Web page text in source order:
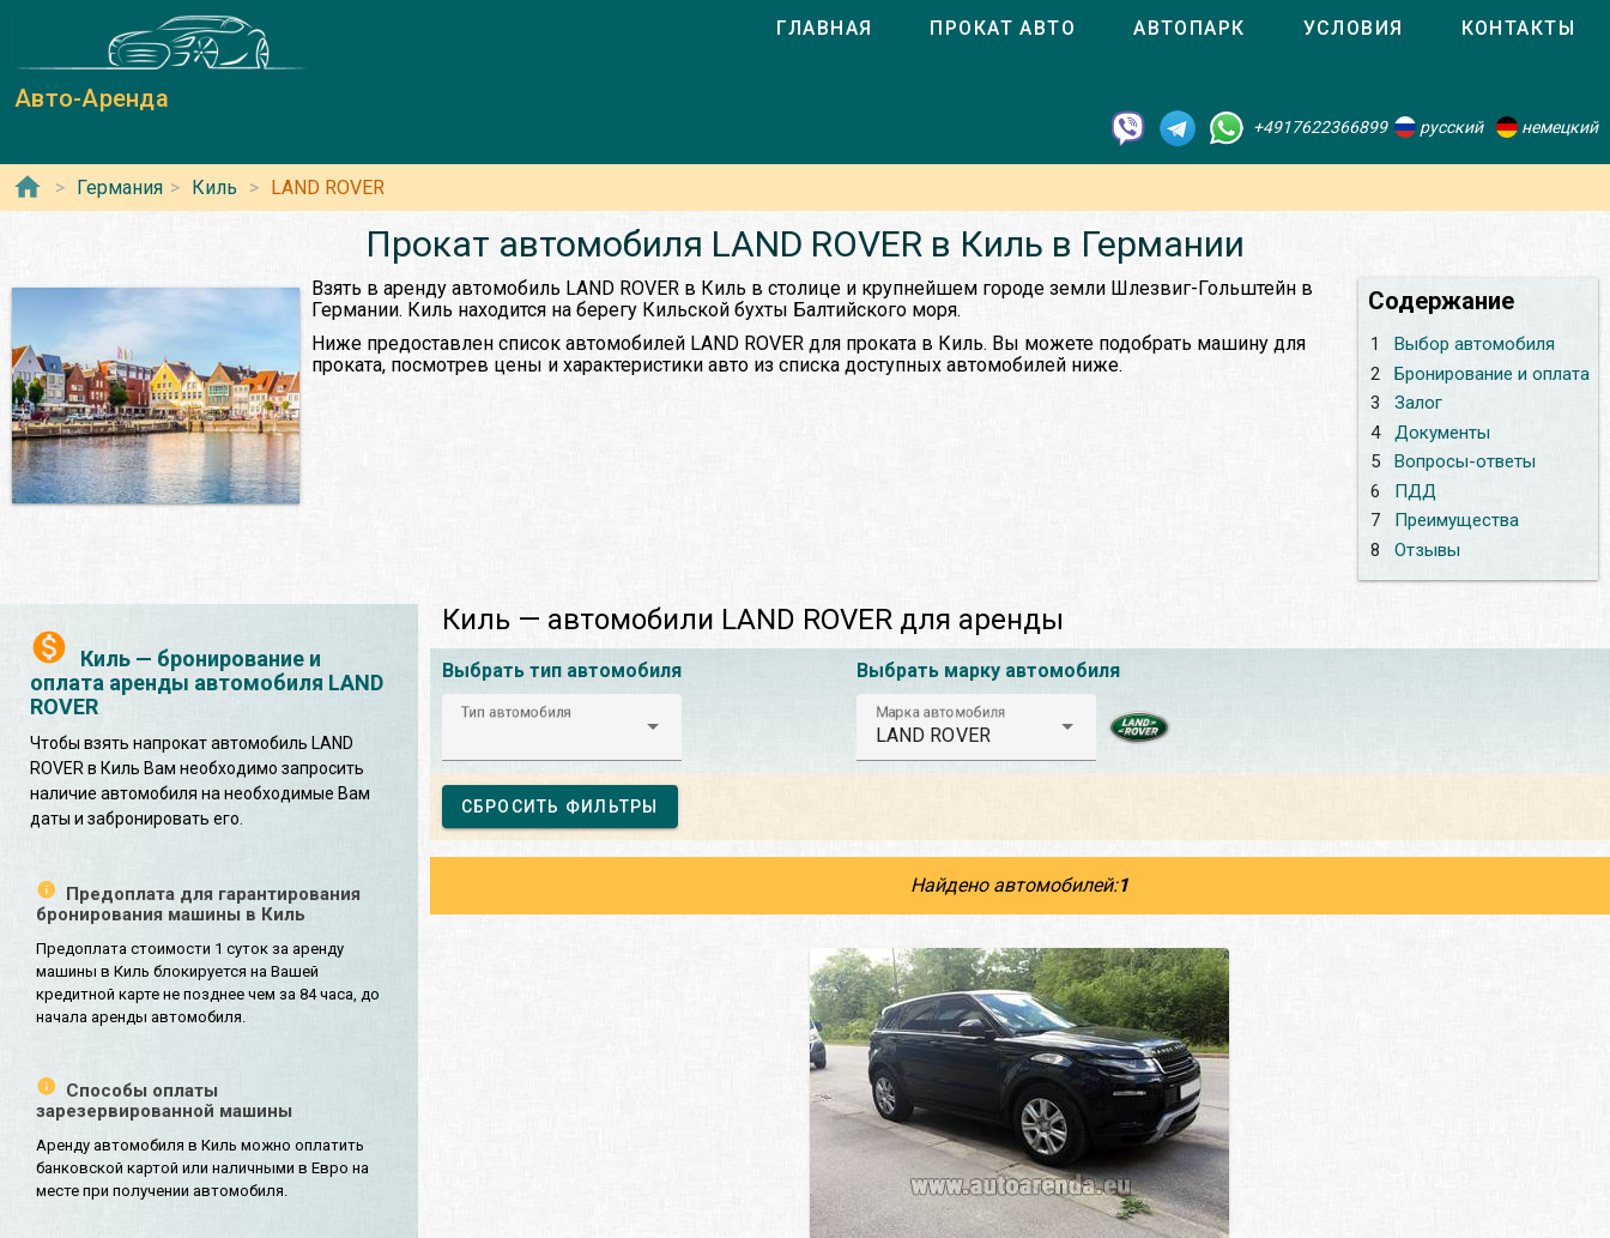
Авто-Аренда
ГЛАВНАЯ ПРОКАТ АВТО АВТОПАРК УСЛОВИЯ КОНТАКТЫ
+4917622366899 русский немецкий
Германия Киль LAND ROVER
Прокат автомобиля LAND ROVER в Киль в Германии
Содержание
1
Выбор автомобиля
2
Бронирование и оплата
3
Залог
4
Документы
5
Вопросы-ответы
6
ПДД
7
Преимущества
8
Отзывы
Взять в аренду автомобиль LAND ROVER в Киль в столице и крупнейшем городе земли Шлезвиг-Гольштейн в
Германии. Киль находится на берегу Кильской бухты Балтийского моря.
Ниже предоставлен список автомобилей LAND ROVER для проката в Киль. Вы можете подобрать машину для
проката, посмотрев цены и характеристики авто из списка доступных автомобилей ниже.
Киль — бронирование и
оплата аренды автомобиля LAND
ROVER
Чтобы взять напрокат автомобиль LAND
ROVER в Киль Вам необходимо запросить
наличие автомобиля на необходимые Вам
даты и забронировать его.
Предоплата для гарантирования
бронирования машины в Киль
Предоплата стоимости 1 суток за аренду
машины в Киль блокируется на Вашей
кредитной карте не позднее чем за 84 часа, до
начала аренды автомобиля.
Способы оплаты
зарезервированной машины
Аренду автомобиля в Киль можно оплатить
банковской картой или наличными в Евро на
месте при получении автомобиля.
Киль — автомобили LAND ROVER для аренды
Выбрать тип автомобиля
Тип автомобиля
Выбрать марку автомобиля
Марка автомобиля
LAND ROVER
СБРОСИТЬ ФИЛЬТРЫ
Найдено автомобилей:1